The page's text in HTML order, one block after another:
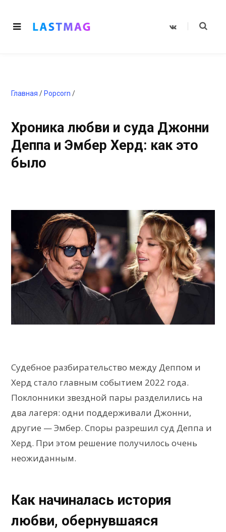
V
Главная / Popcorn /
Хроника любви и суда Джонни
Деппа и Эмбер Херд: как это
было
Судебное разбирательство между Деппом и
Херд стало главным событием 2022 года.
Поклонники звездной пары разделились на
два лагеря: одни поддерживали Джонни,
другие — Эмбер. Споры разрешил суд Деппа и
Херд. При этом решение получилось очень
неожиданным.
Как начиналась история
любви, обернувшаяся